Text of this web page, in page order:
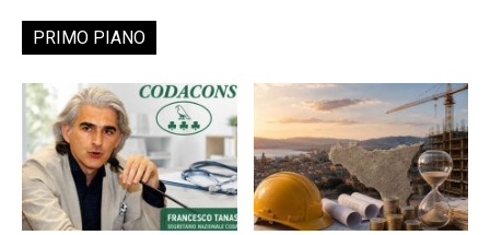
PRIMO PIANO